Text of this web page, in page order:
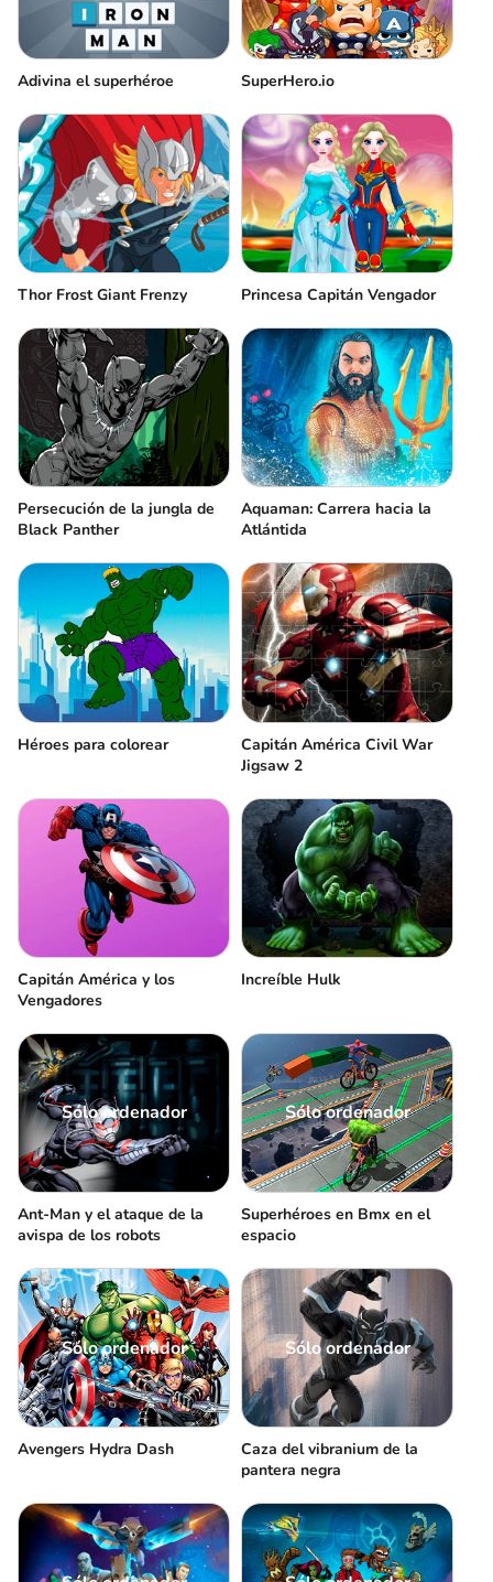
Adivina el superhéroe SuperHero.io
Thor Frost Giant Frenzy Princesa Capitán Vengador
Persecución de la jungla de
Black Panther
Aquaman: Carrera hacia la
Atlántida
Héroes para colorear
Capitán América Civil War
Jigsaw 2
Capitán América y los
Vengadores
Increíble Hulk
Sólo ordenador
Ant-Man y el ataque de la
avispa de los robots
Sólo ordenador
Superhéroes en Bmx en el
espacio
Sólo ordenador
Avengers Hydra Dash
Sólo ordenador
Caza del vibranium de la
pantera negra